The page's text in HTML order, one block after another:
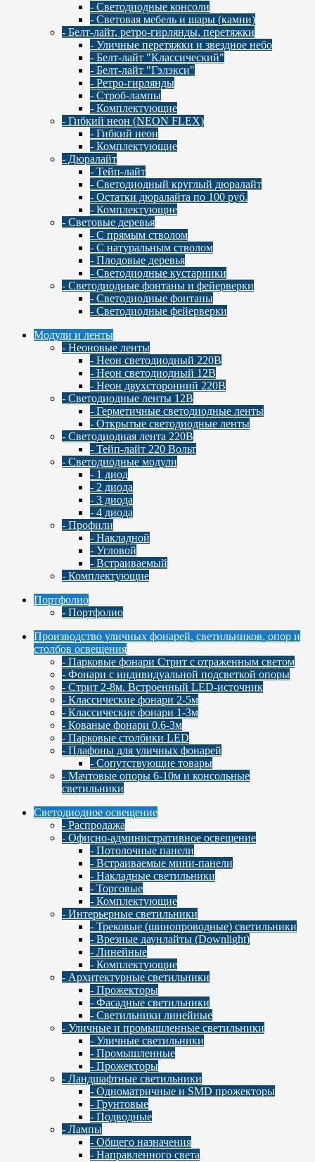
- Светодиодные консоли
- Световая мебель и шары (камни)
- Белт-лайт, ретро-гирлянды, перетяжки
- Уличные перетяжки и звездное небо
- Белт-лайт "Классический"
- Белт-лайт "Гэлэкси"
- Ретро-гирлянды
- Строб-лампы
- Комплектующие
- Гибкий неон (NEON FLEX)
- Гибкий неон
- Комплектующие
- Дюралайт
- Тейп-лайт
- Светодиодный круглый дюралайт
- Остатки дюралайта по 100 руб.
- Комплектующие
- Световые деревья
- С прямым стволом
- С натуральным стволом
- Плодовые деревья
- Светодиодные кустарники
- Светодиодные фонтаны и фейерверки
- Светодиодные фонтаны
- Светодиодные фейерверки
Модули и ленты
- Неоновые ленты
- Неон светодиодный 220В
- Неон светодиодный 12В
- Неон двухсторонний 220В
- Светодиодные ленты 12В
- Герметичные светодиодные ленты
- Открытые светодиодные ленты
- Светодиодная лента 220В
- Тейп-лайт 220 Вольт
- Светодиодные модули
- 1 диод
- 2 диода
- 3 диода
- 4 диода
- Профили
- Накладной
- Угловой
- Встраиваемый
- Комплектующие
Портфолио
- Портфолио
Производство уличных фонарей, светильников, опор и
столбов освещения
- Парковые фонари Стрит с отраженным светом
- Фонари с индивидуальной подсветкой опоры
- Стрит 2-8м. Встроенный LED-источник
- Классические фонари 2-5м
- Классические фонари 1-3м
- Кованые фонари 0.6-3м
- Парковые столбики LED
- Плафоны для уличных фонарей
- Сопутствующие товары
- Мачтовые опоры 6-10м и консольные
светильники
Светодиодное освещение
- Распродажа
- Офисно-административное освещение
- Потолочные панели
- Встраиваемые мини-панели
- Накладные светильники
- Торговые
- Комплектующие
- Интерьерные светильники
- Трековые (шинопроводные) светильники
- Врезные даунлайты (Downlight)
- Линейные
- Комплектующие
- Архитектурные светильники
- Прожекторы
- Фасадные светильники
- Светильники линейные
- Уличные и промышленные светильники
- Уличные светильники
- Промышленные
- Прожекторы
- Ландшафтные светильники
- Одноматричные и SMD прожекторы
- Грунтовые
- Подводные
- Лампы
- Общего назначения
- Направленного света